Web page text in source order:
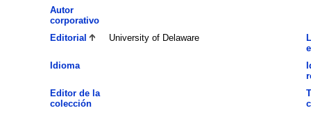
Autor
corporativo
Editorial
University of Delaware
Idioma
Editor de la
colección